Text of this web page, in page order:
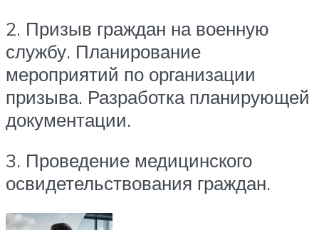
2. Призыв граждан на военную
службу. Планирование
мероприятий по организации
призыва. Разработка планирующей
документации.
3. Проведение медицинского
освидетельствования граждан.